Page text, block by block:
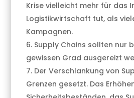
Krise vielleicht mehr für das
Logistikwirtschaft tut, als
Kampagnen.
Supply Chains sollten nur
gewissen Grad ausgereizt
Der Verschlankung von
Grenzen gesetzt. Das